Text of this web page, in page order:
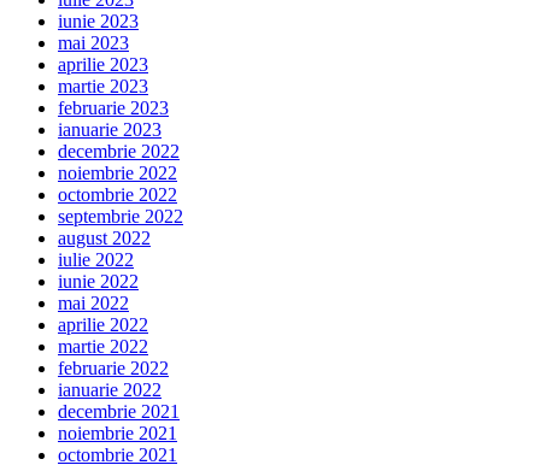
iunie 2023
mai 2023
aprilie 2023
martie 2023
februarie 2023
ianuarie 2023
decembrie 2022
noiembrie 2022
octombrie 2022
septembrie 2022
august 2022
iulie 2022
iunie 2022
mai 2022
aprilie 2022
martie 2022
februarie 2022
ianuarie 2022
decembrie 2021
noiembrie 2021
octombrie 2021